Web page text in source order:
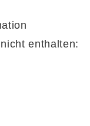
und diverse
enthalten: